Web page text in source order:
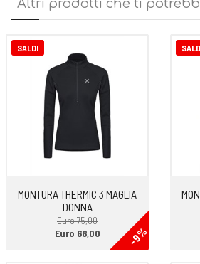
Altri prodotti che ti
SALDI
MONTURA THERMIC 3 MAGLIA
DONNA
Euro 75,00
-9%
Euro 68,00